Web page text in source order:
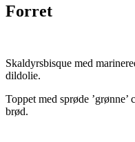
Forret
Skaldyrsbisque med
dildolie.
Toppet med sprøde ’grønne’
brød.